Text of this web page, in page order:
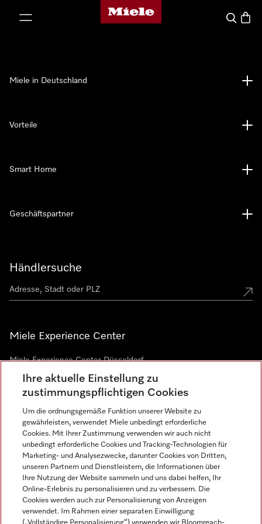
Miele-Homepage
Suche
Händlersuche
Miele Experience Center
Miele Experience Center Düsseldorf
Miele Experience Center Gütersloh
Newsletter
Miele in Deutschland
Vorteile
Smart Home
Geschäftspartner
Ihre aktuelle Einstellung zu
zustimmungspflichtigen Cookies
Um die ordnungsgemäße Funktion unserer Website zu
gewährleisten, verwendet Miele unbedingt erforderliche
Cookies. Mit Ihrer Zustimmung verwenden wir auch nicht
unbedingt erforderliche Cookies und Tracking-Technologien für
Marketing- und Analysezwecke, darunter Cookies von Dritten,
unseren Partnern und Dienstleistern, die Informationen über
Ihre Nutzung der Website sammeln und uns dabei helfen, Ihr
Online-Erlebnis zu personalisieren und zu verbessern. Die
Cookies werden auch zur Personalisierung von Anzeigen
verwendet. Im Rahmen einer separaten Einwilligung